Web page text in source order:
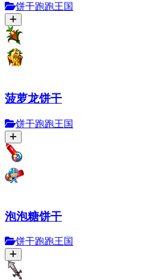
饼干跑跑王国
菠萝龙饼干
饼干跑跑王国
泡泡糖饼干
饼干跑跑王国